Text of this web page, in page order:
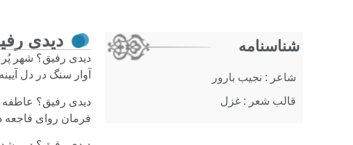
دیدی
دیدی رفیق؟ شهر پُر
آوار سنگ در دل
دیدی رفیق؟ عاطفه
فرمان روای فاجعه
شناسنامه
شاعر : نجیب بارور
قالب شعر : غزل